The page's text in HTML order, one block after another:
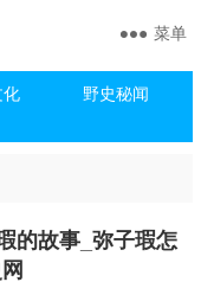
化
野史秘闻
菜单
的故事_弥子瑕怎